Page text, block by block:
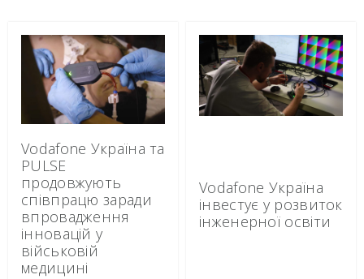
Vodafone Україна та
PULSE
продовжують
співпрацю заради
впровадження
інновацій у
військовій
медицині
Vodafone Україна
інвестує у розвиток
інженерної освіти